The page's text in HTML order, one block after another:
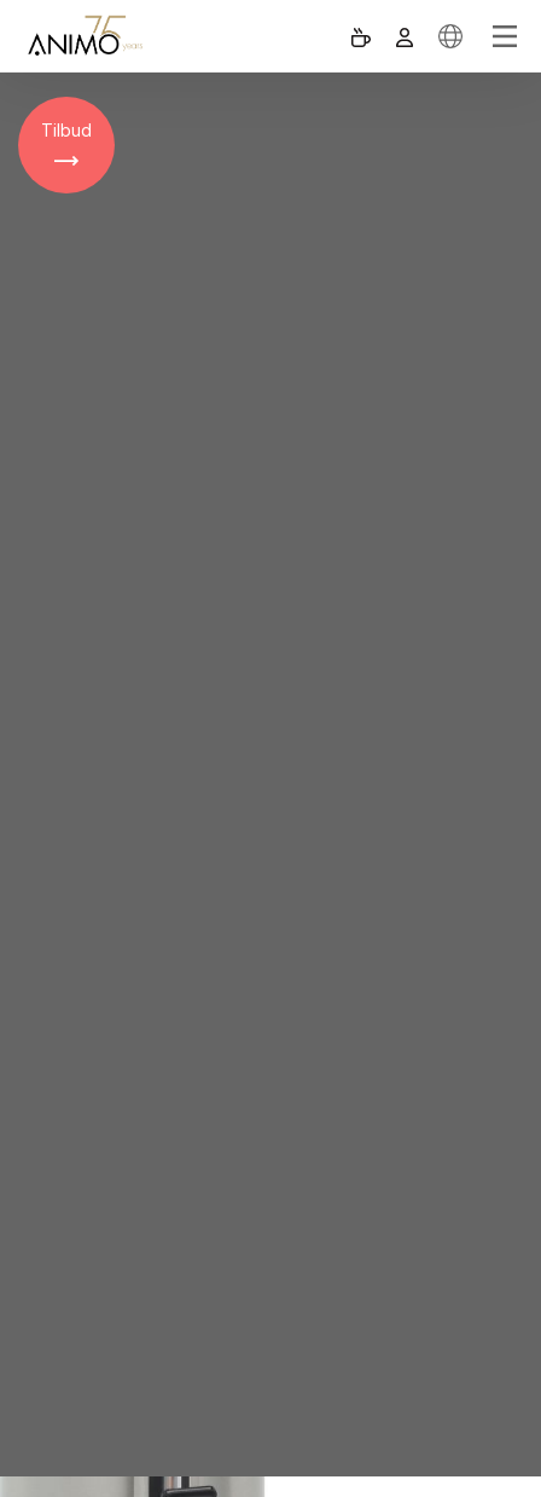
Tilbud